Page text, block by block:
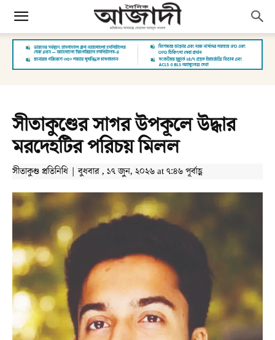
সীতাকুণ্ডের সাগর উপকূলে উদ্ধার
মরদেহটির পরিচয় মিলল
সীতাকুণ্ড প্রতিনিধি | বুধবার , ১৭ জুন, ২০২৬ at ৭:৪৬ পূর্বাহ্ণ